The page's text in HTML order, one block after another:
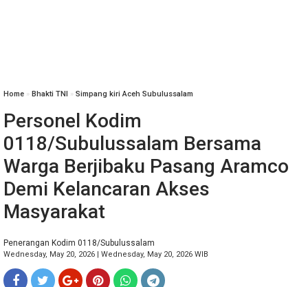
Home » Bhakti TNI » Simpang kiri Aceh Subulussalam
Personel Kodim
0118/Subulussalam Bersama
Warga Berjibaku Pasang Aramco
Demi Kelancaran Akses
Masyarakat
Penerangan Kodim 0118/Subulussalam
Wednesday, May 20, 2026 | Wednesday, May 20, 2026 WIB